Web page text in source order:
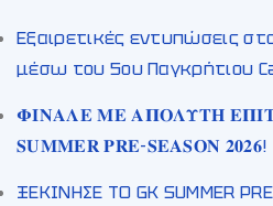
Εξαιρετικές εντυπώσεις
μέσω του 5ου Παγκρήτιου
𝚽𝚰𝚴𝚨𝚲𝚬 𝚳𝚬 𝚨𝚷𝚶𝚲𝚼𝚻𝚮
𝐒𝐔𝐌𝐌𝐄𝐑 𝐏𝐑𝐄-𝐒𝐄𝐀𝐒𝐎𝐍 𝟐𝟎𝟐𝟔!
ΞΕΚΙΝΗΣΕ ΤΟ GK SUMMER